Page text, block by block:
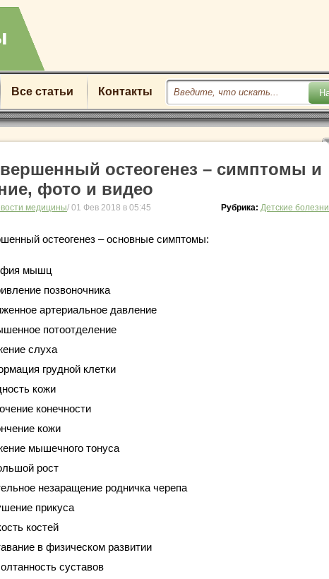
Все статьи Контакты
остеогенез – симптомы и
фото и видео
медицины/ 01 Фев 2018 в 05:45 Рубрика: Детские болезни
остеогенез – основные симптомы:
мышц
позвоночника
артериальное давление
потоотделение
слуха
грудной клетки
кожи
конечности
кожи
мышечного тонуса
рост
незаращение родничка черепа
прикуса
костей
в физическом развитии
суставов